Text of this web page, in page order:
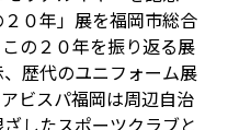
０年」展を福岡市総合
の２０年を振り返る展
歴代のユニフォーム展
ビスパ福岡は周辺自治
したスポーツクラブと